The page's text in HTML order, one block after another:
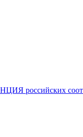
российских